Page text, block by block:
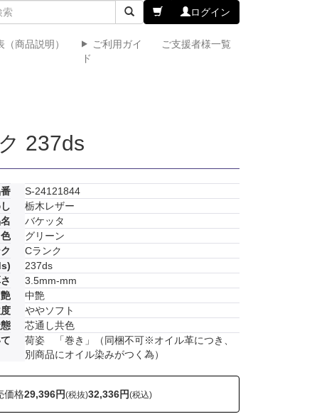
ログイン
（商品説明）
ご利用ガイ
ド
ご支援者様一覧
237ds
S-24121844
栃木レザー
バケッタ
色
グリーン
Cランク
237ds
3.5mm-mm
艶
中艶
ややソフト
芯通し共色
荷姿 「巻き」（同梱不可※オイル革につき、
別商品にオイル染みがつく為）
価格29,396円(税抜)32,336円(税込)